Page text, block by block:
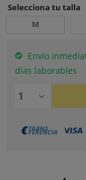
Selecciona tu talla
M
Envío
días laborables